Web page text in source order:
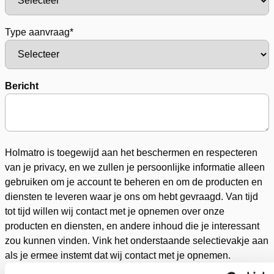
Type aanvraag*
Bericht
Holmatro is toegewijd aan het beschermen en respecteren
van je privacy, en we zullen je persoonlijke informatie alleen
gebruiken om je account te beheren en om de producten en
diensten te leveren waar je ons om hebt gevraagd. Van tijd
tot tijd willen wij contact met je opnemen over onze
producten en diensten, en andere inhoud die je interessant
zou kunnen vinden. Vink het onderstaande selectievakje aan
als je ermee instemt dat wij contact met je opnemen.